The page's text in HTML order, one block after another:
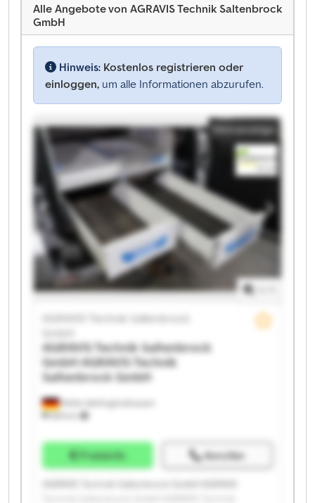
Alle Angebote von AGRAVIS Technik Saltenbrock
GmbH
Hinweis: Kostenlos registrieren oder
einloggen, um alle Informationen abzurufen.
Kleinanzeige
Melle-Wellingholzhausen
685 km
AGRAVIS Technik Saltenbrock
AGRAVIS Technik Saltenbrock
GmbHAGRAVIS Technik
Saltenbrock GmbH
Preisinfo Anrufen